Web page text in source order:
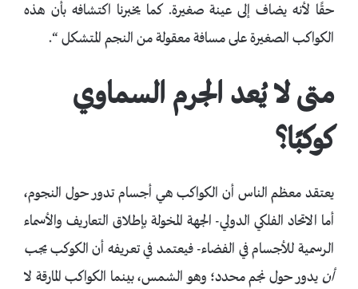
حقًا لأنه يضاف إلى عينة صغيرة. كما يخبرنا اكتشافه بأن هذه
الكواكب الصغيرة على مسافة معقولة من النجم المتشكل “.
متى لا يُعد الجرم السماوي
كوكبًا؟
يعتقد معظم الناس أن الكواكب هي أجسام تدور حول النجوم،
أما الاتحاد الفلكي الدولي- الجهة المخولة بإطلاق التعاريف والأسماء
الرسمية للأجسام في الفضاء- فيعتمد في تعريفه أن الكوكبيجب
أن يدور حول نجم محدد؛ وهو الشمس، بينما الكواكب المارقة لا